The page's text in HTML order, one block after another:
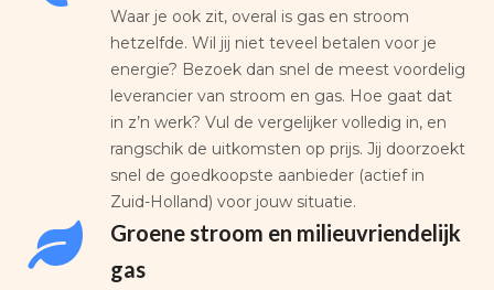
Waar je ook zit, overal is gas en stroom
hetzelfde. Wil jij niet teveel betalen voor je
energie? Bezoek dan snel de meest voordelig
leverancier van stroom en gas. Hoe gaat dat
in z’n werk? Vul de vergelijker volledig in, en
rangschik de uitkomsten op prijs. Jij doorzoekt
snel de goedkoopste aanbieder (actief in
Zuid-Holland) voor jouw situatie.
Groene stroom en milieuvriendelijk
gas